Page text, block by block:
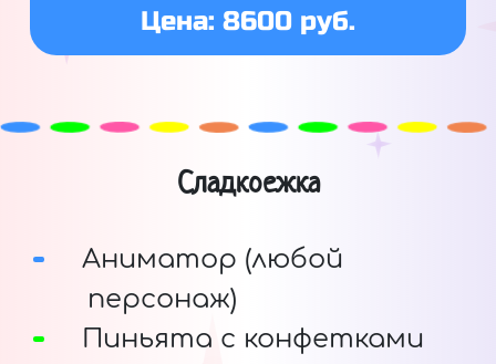
Цена: 8600 руб.
Сладкоежка
Аниматор (любой
персонаж)
Пиньята с конфетками